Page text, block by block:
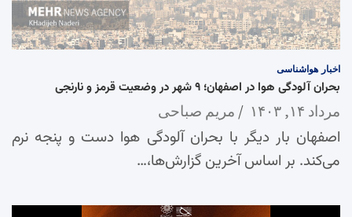
اخبار هواشناسی
بحران آلودگی هوا در اصفهان؛ ۹ شهر در وضعیت قرمز و نارنجی
مرداد ۱۴, ۱۴۰۳ مریم صباحی
اصفهان بار دیگر با بحران آلودگی هوا دست و پنجه نرم
می‌کند. بر اساس آخرین گزارش‌ها،…